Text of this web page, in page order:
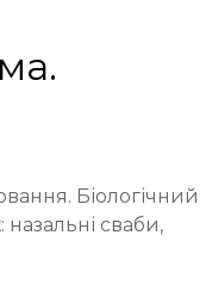
Біологічний
назальні сваби,